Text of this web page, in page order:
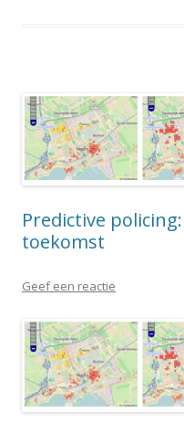
Predictive
toekomst
Geef een reactie